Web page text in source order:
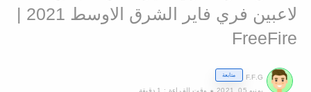
لاعبين فري فاير الشرق الاوسط ​2021 |
FreeFire
متابعة
F.F.G
يونيو 05, 2021
1 دقيقة وقت القراءة :